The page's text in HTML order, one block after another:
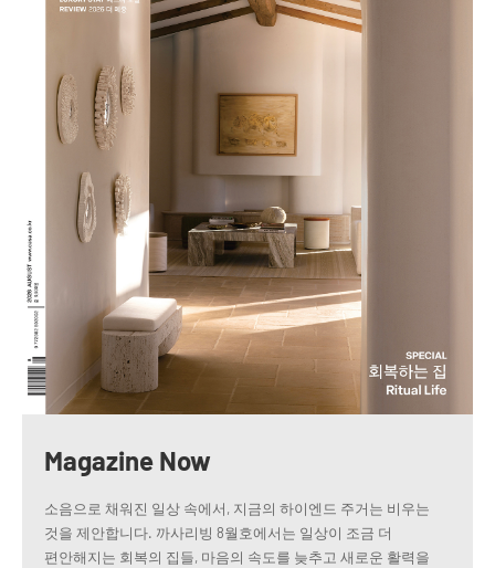
Magazine Now
소음으로 채워진 일상 속에서, 지금의 하이엔드 주거는 비우는
것을 제안합니다. 까사리빙 8월호에서는 일상이 조금 더
편안해지는 회복의 집들, 마음의 속도를 늦추고 새로운 활력을